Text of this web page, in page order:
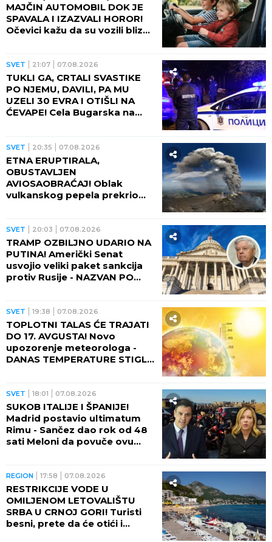
MAJČIN AUTOMOBIL DOK JE
SPAVALA I IZAZVALI HOROR!
Očevici kažu da su vozili blizu
SVET 21:07 07.08.2026
TUKLI GA, CRTALI SVASTIKE
PO NJEMU, DAVILI, PA MU
UZELI 30 EVRA I OTIŠLI NA
ĆEVAPE! Cela Bugarska na
MALOLETNIKA, UVUKLI GA U
JEZIVU ZAMKU!
SVET 20:35 07.08.2026
ETNA ERUPTIRALA,
OBUSTAVLJEN
AVIOSAOBRAĆAJ! Oblak
vulkanskog pepela prekrio
SVET 20:03 07.08.2026
TRAMP OZBILJNO UDARIO NA
PUTINA! Američki Senat
usvojio veliki paket sankcija
protiv Rusije - NAZVAN PO
SVET 19:38 07.08.2026
TOPLOTNI TALAS ĆE TRAJATI
DO 17. AVGUSTA! Novo
upozorenje meteorologa -
DANAS TEMPERATURE STIGLE
SVET 18:01 07.08.2026
SUKOB ITALIJE I ŠPANIJE!
Madrid postavio ultimatum
Rimu - Sančez dao rok od 48
sati Meloni da povuče ovu
REGION 17:58 07.08.2026
RESTRIKCIJE VODE U
OMILJENOM LETOVALIŠTU
SRBA U CRNOJ GORI! Turisti
besni, prete da će otići i